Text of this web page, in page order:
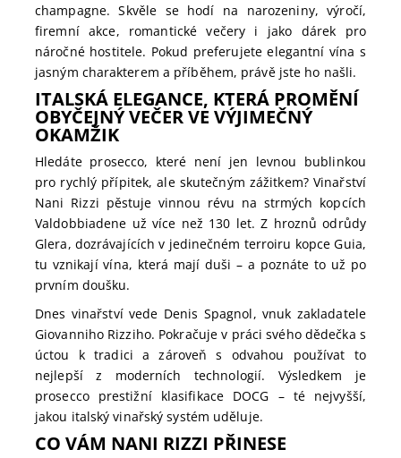
champagne. Skvěle se hodí na narozeniny, výročí,
firemní akce, romantické večery i jako dárek pro
náročné hostitele. Pokud preferujete elegantní vína s
jasným charakterem a příběhem, právě jste ho našli.
ITALSKÁ ELEGANCE, KTERÁ PROMĚNÍ
OBYČEJNÝ VEČER VE VÝJIMEČNÝ
OKAMŽIK
Hledáte prosecco, které není jen levnou bublinkou
pro rychlý přípitek, ale skutečným zážitkem? Vinařství
Nani Rizzi pěstuje vinnou révu na strmých kopcích
Valdobbiadene už více než 130 let. Z hroznů odrůdy
Glera, dozrávajících v jedinečném terroiru kopce Guia,
tu vznikají vína, která mají duši – a poznáte to už po
prvním doušku.
Dnes vinařství vede Denis Spagnol, vnuk zakladatele
Giovanniho Rizziho. Pokračuje v práci svého dědečka s
úctou k tradici a zároveň s odvahou používat to
nejlepší z moderních technologií. Výsledkem je
prosecco prestižní klasifikace DOCG – té nejvyšší,
jakou italský vinařský systém uděluje.
CO VÁM NANI RIZZI PŘINESE